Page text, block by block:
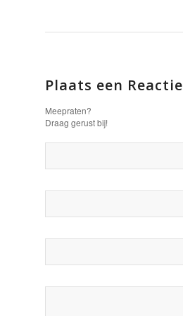
Plaats een Reactie
Meepraten?
Draag gerust bij!